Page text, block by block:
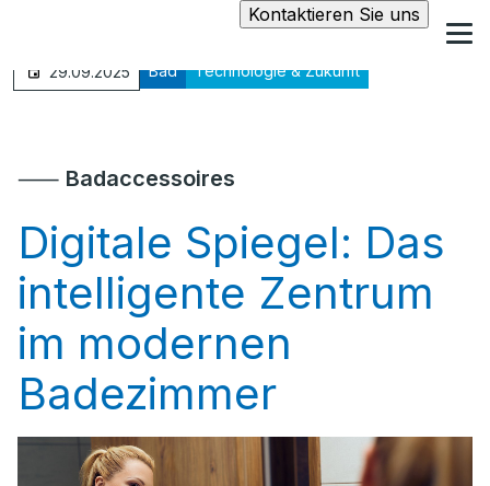
Kontaktieren Sie uns
29.09.2025 Bad Technologie & Zukunft
⸺ Badaccessoires
Digitale Spiegel: Das
intelligente Zentrum
im modernen
Badezimmer